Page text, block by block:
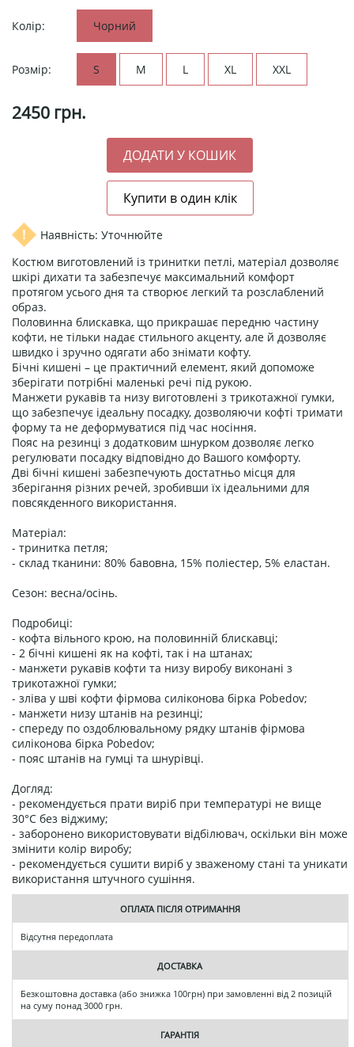
Колір: Чорний
Розмір: S M L XL XXL
2450 грн.
Наявність: Уточнюйте
Костюм виготовлений із тринитки петлі, матеріал дозволяє
шкірі дихати та забезпечує максимальний комфорт
протягом усього дня та створює легкий та розслаблений
образ.
Половинна блискавка, що прикрашає передню частину
кофти, не тільки надає стильного акценту, але й дозволяє
швидко і зручно одягати або знімати кофту.
Бічні кишені – це практичний елемент, який допоможе
зберігати потрібні маленькі речі під рукою.
Манжети рукавів та низу виготовлені з трикотажної гумки,
що забезпечує ідеальну посадку, дозволяючи кофті тримати
форму та не деформуватися під час носіння.
Пояс на резинці з додатковим шнурком дозволяє легко
регулювати посадку відповідно до Вашого комфорту.
Дві бічні кишені забезпечують достатньо місця для
зберігання різних речей, зробивши їх ідеальними для
повсякденного використання.
Матеріал:
- тринитка петля;
- склад тканини: 80% бавовна, 15% поліестер, 5% еластан.
Сезон: весна/осінь.
Подробиці:
- кофта вільного крою, на половинній блискавці;
- 2 бічні кишені як на кофті, так і на штанах;
- манжети рукавів кофти та низу виробу виконані з
трикотажної гумки;
- зліва у шві кофти фірмова силіконова бірка Pobedov;
- манжети низу штанів на резинці;
- спереду по оздоблювальному рядку штанів фірмова
силіконова бірка Pobedov;
- пояс штанів на гумці та шнурівці.
Догляд:
- рекомендується прати виріб при температурі не вище
30°C без віджиму;
- заборонено використовувати відбілювач, оскільки він може
змінити колір виробу;
- рекомендується сушити виріб у зваженому стані та уникати
використання штучного сушіння.
ОПЛАТА ПІСЛЯ ОТРИМАННЯ
Відсутня передоплата
ДОСТАВКА
Безкоштовна доставка (або знижка 100грн) при замовленні від 2 позицій
на суму понад 3000 грн.
ГАРАНТІЯ